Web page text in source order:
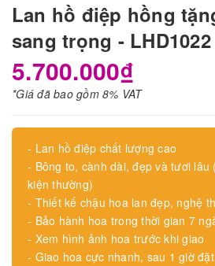
Lan hồ điệp hồng
sang trọng - LHD1022
5.700.000₫
*Giá đã bao gồm 8% VAT
- Lan hồ điệp chất lượng cao
- Bông to, cành dài, đẹp và tươi lâu
kiện thường)
- Thiết kế chậu hoa lan đẹp, nghệ
- Bảo hành hoa trong thời gian 7
- Xem hình ảnh hoa trước khi giao
- Giao hoa cực nhanh, sau 1 giờ